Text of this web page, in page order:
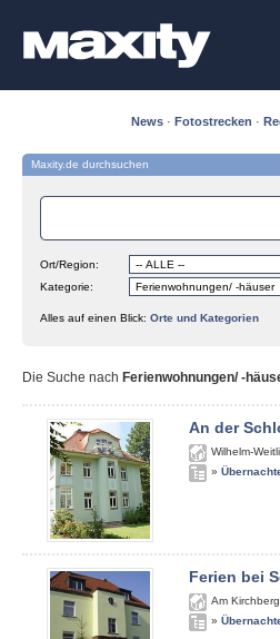
News · Fotostrecken ·
Maxity.de durchsuchen
Ort/Region:
Kategorie:
Alles auf einen Blick: Orte und Kategorien
Die Suche nach Ferienwohnungen/ -
An der
Wilhelm-
»
Ferien bei
Am
»